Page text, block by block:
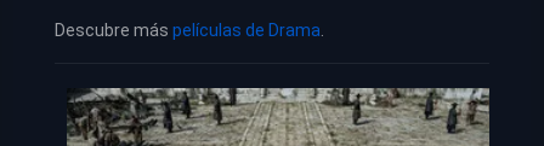
Descubre más películas de Drama